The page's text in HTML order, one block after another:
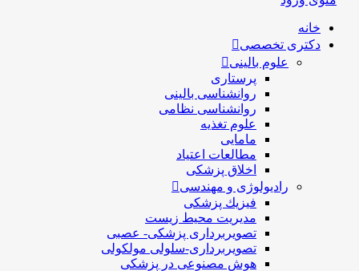
خانه
دکتری تخصصی
علوم بالینی
پرستاری
روانشناسی بالینی
روانشناسی نظامی
علوم تغذیه
مامایی
مطالعات اعتیاد
اخلاق پزشکی
رادیولوژی و مهندسی
فيزيك پزشکی
مدیریت محیط زیست
تصویربرداری پزشکی- عصبی
تصویربرداری-سلولی مولکولی
هوش مصنوعی در پزشکی